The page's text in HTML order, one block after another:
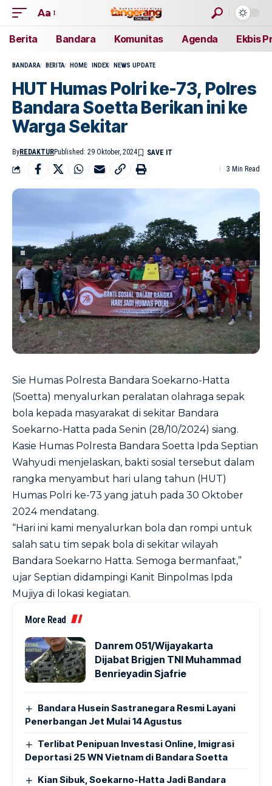
Aa
Berita Bandara Komunitas Agenda Ekbis
BANDARA BERITA HOME INDEX NEWS UPDATE
HUT Humas Polri ke-73, Polres
Bandara Soetta Berikan ini ke
Warga Sekitar
ByREDAKTURPublished: 29 Oktober, 2024
3 Min Read
Sie Humas Polresta Bandara Soekarno-Hatta
(Soetta) menyalurkan peralatan olahraga sepak
bola kepada masyarakat di sekitar Bandara
Soekarno-Hatta pada Senin (28/10/2024) siang.
Kasie Humas Polresta Bandara Soetta Ipda Septian
Wahyudi menjelaskan, bakti sosial tersebut dalam
rangka menyambut hari ulang tahun (HUT)
Humas Polri ke-73 yang jatuh pada 30 Oktober
2024 mendatang.
“Hari ini kami menyalurkan bola dan rompi untuk
salah satu tim sepak bola di sekitar wilayah
Bandara Soekarno Hatta. Semoga bermanfaat,”
ujar Septian didampingi Kanit Binpolmas Ipda
Mujiya di lokasi kegiatan.
More Read
Danrem 051/Wijayakarta
Dijabat Brigjen TNI Muhammad
Benrieyadin Sjafrie
Bandara Husein Sastranegara Resmi Layani
Penerbangan Jet Mulai 14 Agustus
Terlibat Penipuan Investasi Online, Imigrasi
Deportasi 25 WN Vietnam di Bandara Soetta
Kian Sibuk, Soekarno-Hatta Jadi Bandara